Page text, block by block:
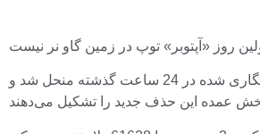
اوایل روز سه‌شنبه، به دلیل تنش‌های ژئوپلیتیکی، ارز دیجیتال پیشرو از نظر ارزش بازار به زیر سطح 62000 دلار سقوط کرد. بیش از 311 میلیون دلار ارز رمزنگاری شده در 24 ساعت گذشته منحل شد و